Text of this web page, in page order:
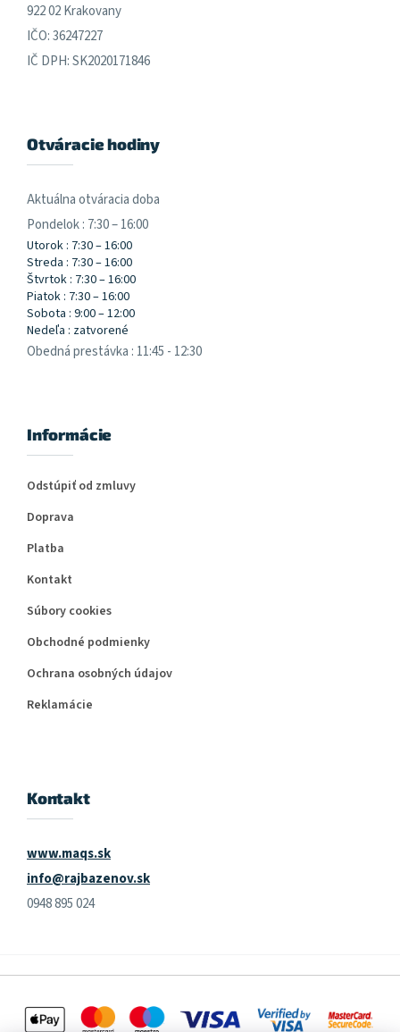
922 02 Krakovany
IČO: 36247227
IČ DPH: SK2020171846
Otváracie hodiny
Aktuálna otváracia doba
Pondelok : 7:30 – 16:00
Utorok : 7:30 – 16:00
Streda : 7:30 – 16:00
Štvrtok : 7:30 – 16:00
Piatok : 7:30 – 16:00
Sobota : 9:00 – 12:00
Nedeľa : zatvorené
Obedná prestávka : 11:45 - 12:30
Informácie
Odstúpiť od zmluvy
Doprava
Platba
Kontakt
Súbory cookies
Obchodné podmienky
Ochrana osobných údajov
Reklamácie
Kontakt
www.maqs.sk
info@rajbazenov.sk
0948 895 024